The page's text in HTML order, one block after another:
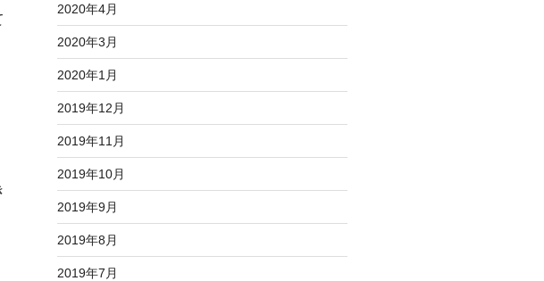
2020年4月
2020年3月
2020年1月
2019年12月
2019年11月
2019年10月
2019年9月
2019年8月
2019年7月